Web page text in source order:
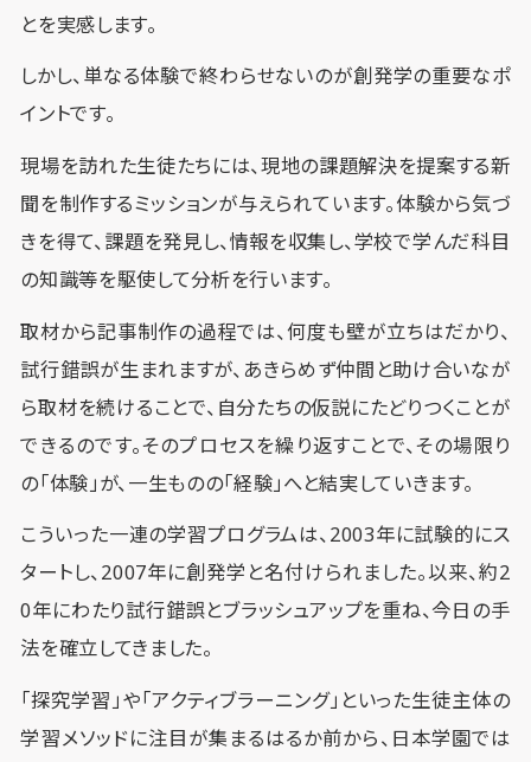
とを実感します。
しかし、単なる体験で終わらせないのが創発学の重要なポ
イントです。
現場を訪れた生徒たちには、現地の課題解決を提案する新
聞を制作するミッションが与えられています。体験から気づ
きを得て、課題を発見し、情報を収集し、学校で学んだ科目
の知識等を駆使して分析を行います。
取材から記事制作の過程では、何度も壁が立ちはだかり、
試行錯誤が生まれますが、あきらめず仲間と助け合いなが
ら取材を続けることで、自分たちの仮説にたどりつくことが
できるのです。そのプロセスを繰り返すことで、その場限り
の「体験」が、一生ものの「経験」へと結実していきます。
こういった一連の学習プログラムは、2003年に試験的にス
タートし、2007年に創発学と名付けられました。以来、約2
0年にわたり試行錯誤とブラッシュアップを重ね、今日の手
法を確立してきました。
「探究学習」や「アクティブラーニング」といった生徒主体の
学習メソッドに注目が集まるはるか前から、日本学園では